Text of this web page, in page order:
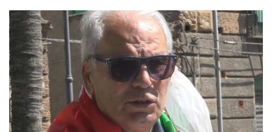
tragedia, 136 erano italiani e tra loro c’erano moltissimi
calabresi.Settant’anni dopo, il tempo non può cancellare
il dolore di quelle famiglie e il sacrificio di quegli uomini
che avevano lasciato la […]